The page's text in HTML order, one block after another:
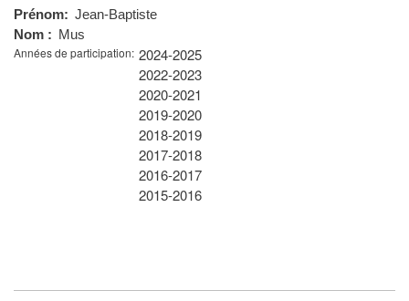
Prénom
Jean-Baptiste
Nom
Mus
Années de participation 2024-2025
2022-2023
2020-2021
2019-2020
2018-2019
2017-2018
2016-2017
2015-2016